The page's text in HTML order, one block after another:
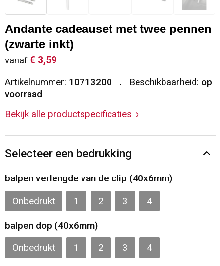
Sleutelhangers en Lanyards
Snoepgoed
Spellen voor binnen en buiten
Sport
Veiligheid, Auto en Fiets
Themapakketten
Vesten
Gilets
Blazers
Restauranttextiel
Reflecterende vesten
Hoofdbescherming
Reflecterende polo's
Handschoenen en Sjaals
Oog- en gelaatsbescherming
Caps, Hoeden en Mutsen
Gilets
Andante cadeauset met twee pennen
(zwarte inkt)
vanaf € 3,59
Artikelnummer: 10713200 Beschikbaarheid: op
voorraad
Bekijk alle productspecificaties
Selecteer een bedrukking
balpen verlengde van de clip (40x6mm)
Onbedrukt 1 2 3 4
balpen dop (40x6mm)
Onbedrukt 1 2 3 4